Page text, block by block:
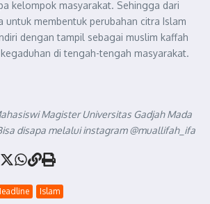
kelompok masyarakat. Sehingga dari
untuk membentuk perubahan citra Islam
dengan tampil sebagai muslim kaffah
di tengah-tengah masyarakat.
Magister Universitas Gadjah Mada
disapa melalui instagram @muallifah_ifa
Islam